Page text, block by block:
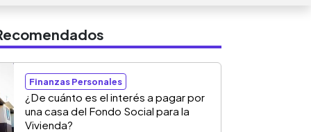
Finanzas Personales
¿De cuánto es el interés a pagar por
una casa del Fondo Social para la
Vivienda?